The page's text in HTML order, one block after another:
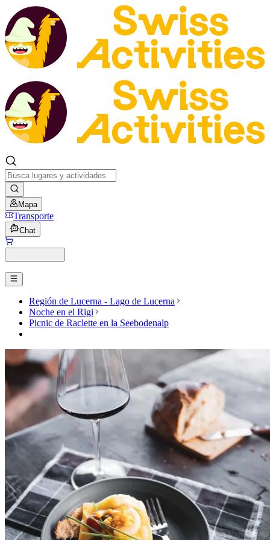
Mapa
Transporte
Chat
Región de Lucerna - Lago de Lucerna
Noche en el Rigi
Picnic de Raclette en la Seebodenalp